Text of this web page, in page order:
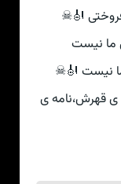
🎻☠
ما نیست
نیست 🎻☠
ی قهرش،نامه ی